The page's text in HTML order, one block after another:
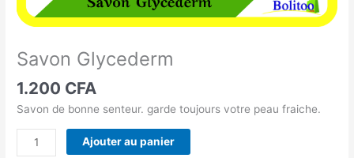
Savon Glycederm
1.200 CFA
Savon de bonne senteur. garde toujours votre peau fraiche.
Ajouter au panier